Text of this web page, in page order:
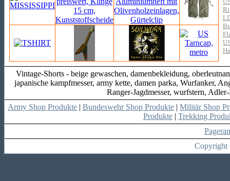
Vintage-Shorts - beige gewaschen, damenbekleidung,
japanische kampfmesser, army kette, damen parka, Wurfanker,
Ranger-Jagdmesser, wurfstern,
Army Shop Produkte | Bundeswehr Shop Produkte | Militär Shop
Produkte | Trekking